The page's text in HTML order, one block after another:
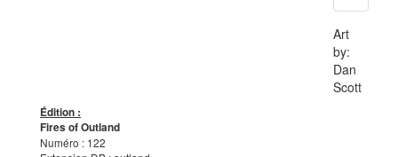
Art
by:
Dan
Scott
Édition :
Fires of Outland
Numéro : 122